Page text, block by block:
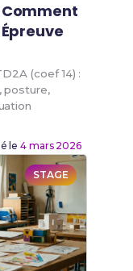
Comment
(coef 14) :
posture,
le4 mars 2026
STAGE